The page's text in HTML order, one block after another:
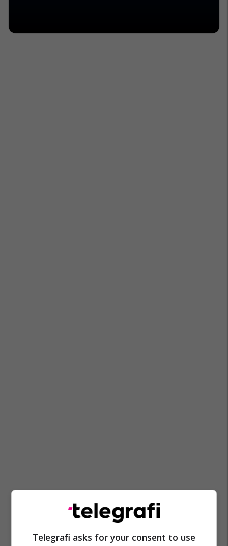
Telegrafi asks for your consent to use